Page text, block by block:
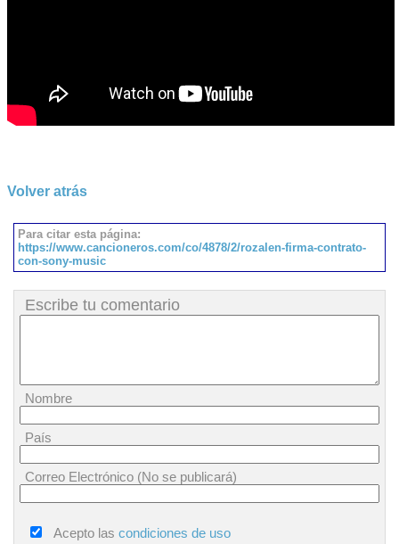
Volver atrás
Para citar esta página:
https://www.cancioneros.com/co/4878/2/rozalen-firma-contrato-
con-sony-music
Escribe tu comentario
Nombre
País
Correo Electrónico (No se publicará)
Acepto las condiciones de uso